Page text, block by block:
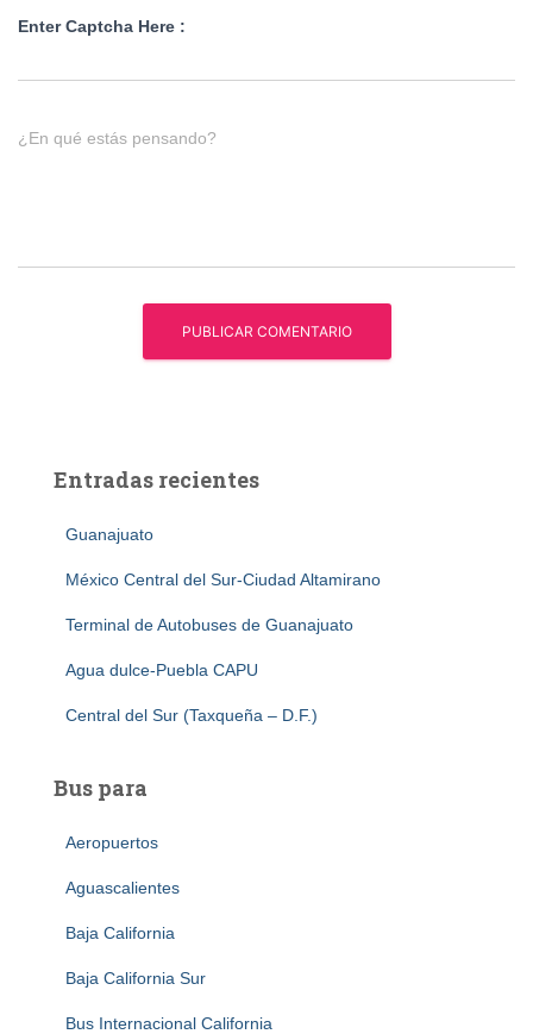
Enter Captcha Here :
¿En qué estás pensando?
Entradas recientes
Guanajuato
México Central del Sur-Ciudad Altamirano
Terminal de Autobuses de Guanajuato
Agua dulce-Puebla CAPU
Central del Sur (Taxqueña – D.F.)
Bus para
Aeropuertos
Aguascalientes
Baja California
Baja California Sur
Bus Internacional California